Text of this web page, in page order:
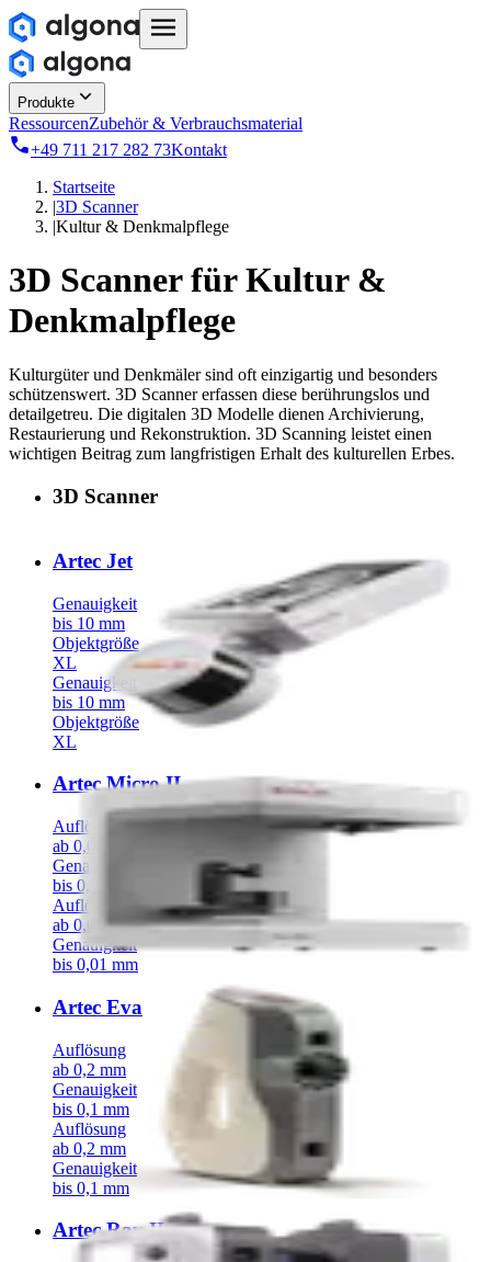
Produkte
RessourcenZubehör & Verbrauchsmaterial
+49 711 217 282 73Kontakt
Startseite
|3D Scanner
|Kultur & Denkmalpflege
3D Scanner für Kultur &
Denkmalpflege
Kulturgüter und Denkmäler sind oft einzigartig und besonders
schützenswert. 3D Scanner erfassen diese berührungslos und
detailgetreu. Die digitalen 3D Modelle dienen Archivierung,
Restaurierung und Rekonstruktion. 3D Scanning leistet einen
wichtigen Beitrag zum langfristigen Erhalt des kulturellen Erbes.
3D Scanner
Artec Jet
Genauigkeit
bis 10 mm
Objektgröße
XL
Genauigkeit
bis 10 mm
Objektgröße
XL
Artec Micro II
Auflösung
ab 0,04 mm
Genauigkeit
bis 0,01 mm
Auflösung
ab 0,04 mm
Genauigkeit
bis 0,01 mm
Artec Eva
Auflösung
ab 0,2 mm
Genauigkeit
bis 0,1 mm
Auflösung
ab 0,2 mm
Genauigkeit
bis 0,1 mm
Artec Ray II